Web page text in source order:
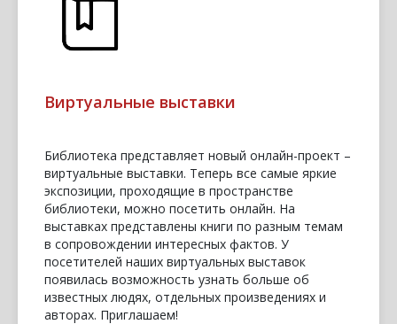
Виртуальные выставки
Библиотека представляет новый онлайн-проект –
виртуальные выставки. Теперь все самые яркие
экспозиции, проходящие в пространстве
библиотеки, можно посетить онлайн. На
выставках представлены книги по разным темам
в сопровождении интересных фактов. У
посетителей наших виртуальных выставок
появилась возможность узнать больше об
известных людях, отдельных произведениях и
авторах. Приглашаем!